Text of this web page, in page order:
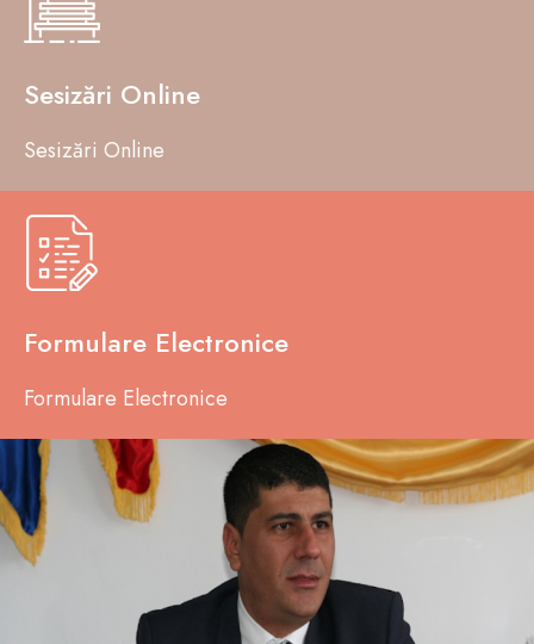
Sesizări Online
Sesizări Online
Formulare Electronice
Formulare Electronice